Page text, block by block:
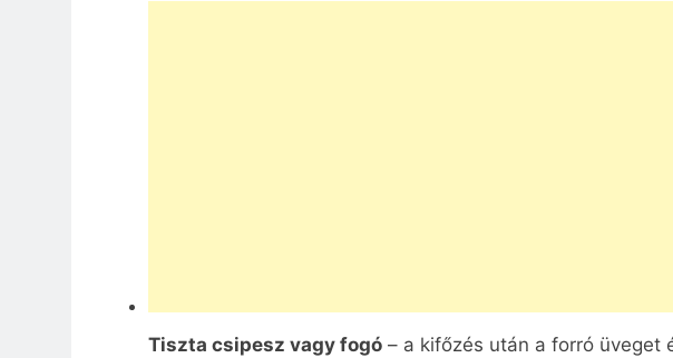
Tiszta csipesz vagy fogó– a kifőzés után a forró üveget